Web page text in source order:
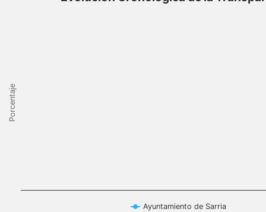
Porcentaje
Ayuntamiento de Sarria